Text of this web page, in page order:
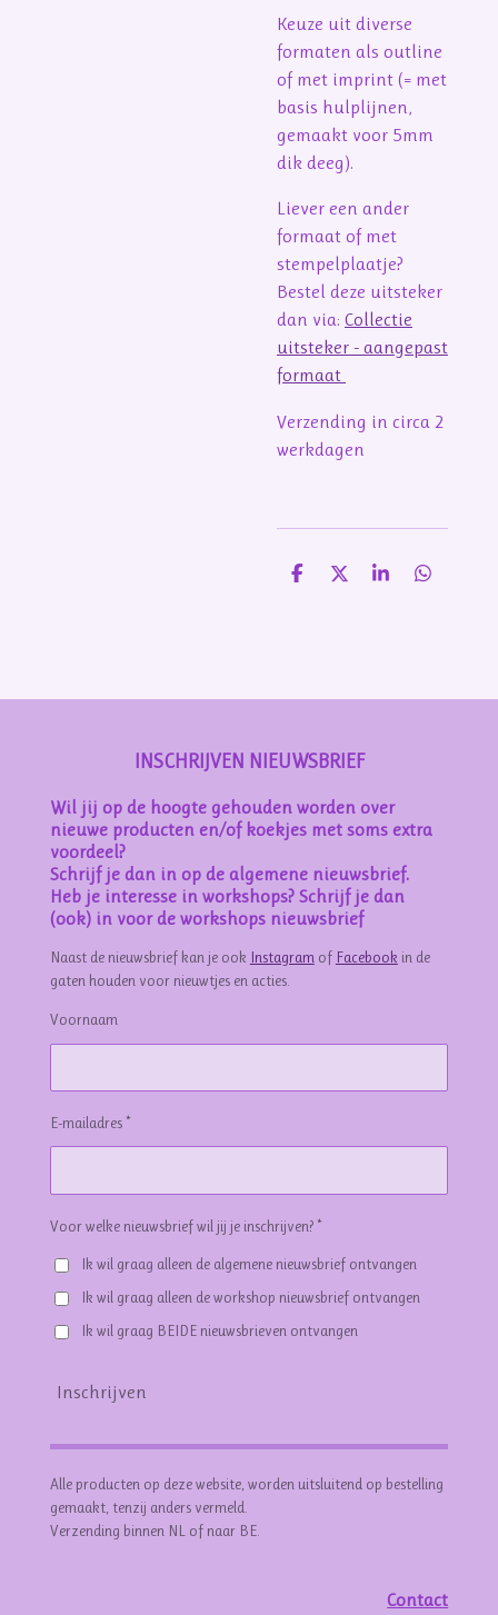
Keuze uit diverse
formaten als outline
of met imprint (= met
basis hulplijnen,
gemaakt voor 5mm
dik deeg).
Liever een ander
formaat of met
stempelplaatje?
Bestel deze uitsteker
dan via: Collectie
uitsteker - aangepast
formaat
Verzending in circa 2
werkdagen
D
D
S
D
INSCHRIJVEN NIEUWSBRIEF
Wil jij op de hoogte gehouden worden over
nieuwe producten en/of koekjes met soms extra
voordeel?
Schrijf je dan in op de algemene nieuwsbrief.
Heb je interesse in workshops? Schrijf je dan
(ook) in voor de workshops nieuwsbrief
Naast de nieuwsbrief kan je ook Instagram of Facebook in de
gaten houden voor nieuwtjes en acties.
Voornaam
E-mailadres *
Voor welke nieuwsbrief wil jij je inschrijven? *
Ik wil graag alleen de algemene nieuwsbrief ontvangen
Ik wil graag alleen de workshop nieuwsbrief ontvangen
Ik wil graag BEIDE nieuwsbrieven ontvangen
Inschrijven
Alle producten op deze website, worden uitsluitend op bestelling
gemaakt, tenzij anders vermeld.
Verzending binnen NL of naar BE.
Contact